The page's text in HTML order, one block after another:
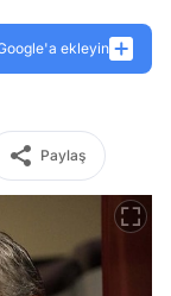
ekleyin
Paylaş